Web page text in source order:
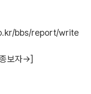
bbs/report/write
보자→]